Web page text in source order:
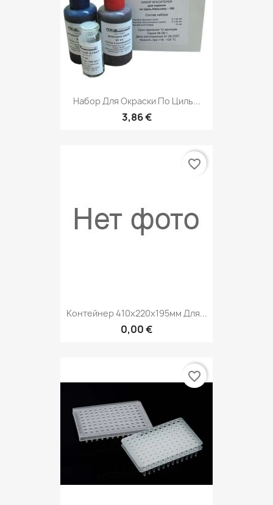
Набор Для Окраски По Циль...
3,86 €
Контейнер 410х220х195мм Для...
0,00 €
favorite_border
favorite_border